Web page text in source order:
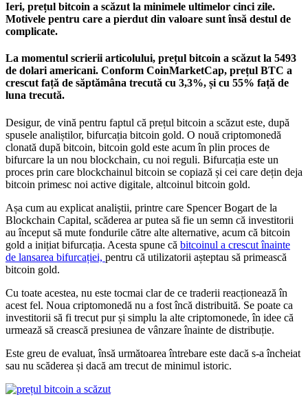
Ieri, prețul bitcoin a scăzut la minimele ultimelor cinci zile.
Motivele pentru care a pierdut din valoare sunt însă destul de
complicate.
La momentul scrierii articolului, prețul bitcoin a scăzut la 5493
de dolari americani. Conform CoinMarketCap, prețul BTC a
crescut față de săptămâna trecută cu 3,3%, și cu 55% față de
luna trecută.
Desigur, de vină pentru faptul că prețul bitcoin a scăzut este, după
spusele analiștilor, bifurcația bitcoin gold. O nouă criptomonedă
clonată după bitcoin, bitcoin gold este acum în plin proces de
bifurcare la un nou blockchain, cu noi reguli. Bifurcația este un
proces prin care blockchainul bitcoin se copiază și cei care dețin deja
bitcoin primesc noi active digitale, altcoinul bitcoin gold.
Așa cum au explicat analiștii, printre care Spencer Bogart de la
Blockchain Capital, scăderea ar putea să fie un semn că investitorii
au început să mute fondurile către alte alternative, acum că bitcoin
gold a inițiat bifurcația. Acesta spune că bitcoinul a crescut înainte
de lansarea bifurcației, pentru că utilizatorii așteptau să primească
bitcoin gold.
Cu toate acestea, nu este tocmai clar de ce traderii reacționează în
acest fel. Noua criptomonedă nu a fost încă distribuită. Se poate ca
investitorii să fi trecut pur și simplu la alte criptomonede, în idee că
urmează să crească presiunea de vânzare înainte de distribuție.
Este greu de evaluat, însă următoarea întrebare este dacă s-a încheiat
sau nu scăderea și dacă am trecut de minimul istoric.